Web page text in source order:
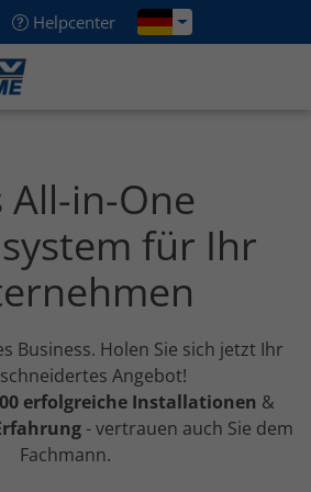
Helpcenter
All-in-One
für Ihr
Business. Holen Sie sich jetzt Ihr
Angebot!
erfolgreiche Installationen &
- vertrauen auch Sie dem
Fachmann.